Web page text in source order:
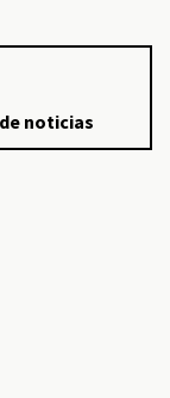
noticias